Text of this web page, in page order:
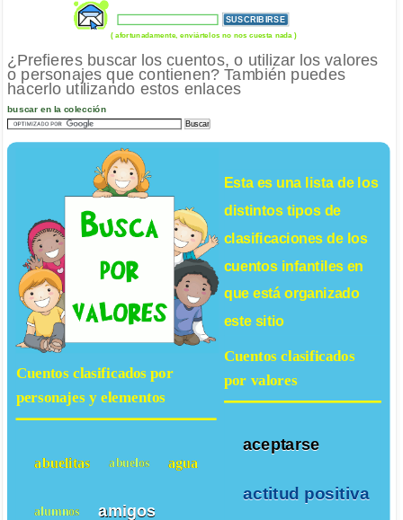
( afortunadamente, enviártelos no nos cuesta nada )
¿Prefieres buscar los cuentos, o utilizar los valores
o personajes que contienen? También puedes
hacerlo utilizando estos enlaces
buscar en la colección
Esta es una lista de los
distintos tipos de
clasificaciones de los
cuentos infantilesen
que está organizado
este sitio
Cuentos clasificados
por valores
aceptarse
actitud positiva
Cuentos clasificados por
personajes y elementos
abuelitas abuelos agua
alumnos amigos